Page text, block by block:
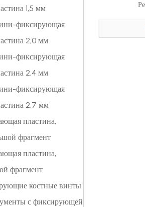
1,5 мм
фиксирующая
2,0 мм
фиксирующая
2,4 мм
фиксирующая
2,7 мм
пластина,
фрагмент
пластина,
фрагмент
костные винты
с фиксирующей